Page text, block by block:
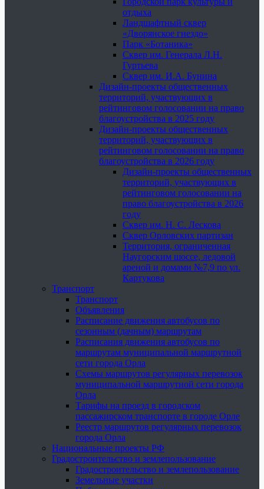
отдыха
Ландшафтный сквер
«Дворянское гнездо»
Парк «Ботаника»
Сквер им. Генерала Л.Н.
Гуртьева
Сквер им. И.А. Бунина
Дизайн-проекты общественных
территорий, участвующих в
рейтинговом голосовании на право
благоустройства в 2025 году
Дизайн-проекты общественных
территорий, участвующих в
рейтинговом голосовании на право
благоустройства в 2026 году
Дизайн-проекты общественных
территорий, участвующих в
рейтинговом голосовании на
право благоустройства в 2026
году
Сквер им. Н. С. Лескова
Сквер Орловских партизан
Территория, ограниченная
Наугорским шоссе, ледовой
ареной и домами №7,9 по ул.
Картукова
Транспорт
Транспорт
Объявления
Расписание движения автобусов по
сезонным (дачным) маршрутам
Расписания движения автобусов по
маршрутам муниципальной маршрутной
сети города Орла
Схемы маршрутов регулярных перевозок
муниципальной маршрутной сети города
Орла
Тарифы на проезд в городском
пассажирском транспорте в городе Орле
Реестр маршрутов регулярных перевозок
города Орла
Национальные проекты РФ
Градостроительство и землепользование
Градостроительство и землепользование
Земельные участки